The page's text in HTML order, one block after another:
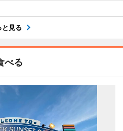
と見る
べる